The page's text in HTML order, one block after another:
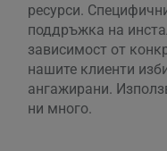
ресурси.
поддръжка на
зависимост от
нашите клиенти
ангажирани.
ни много.